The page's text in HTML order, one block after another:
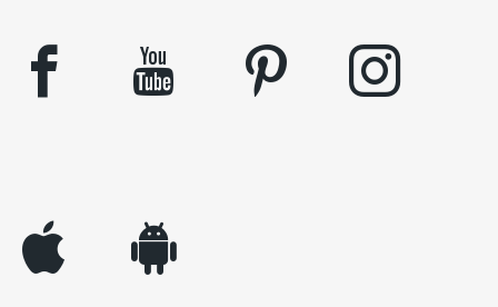
facebook youtube pinterest instagram
appleinc android